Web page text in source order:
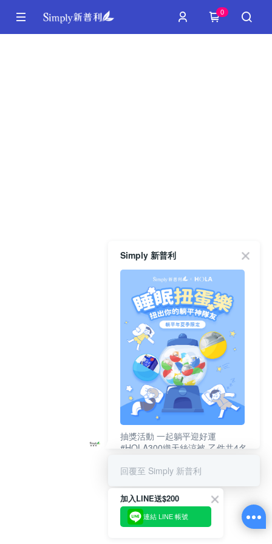
0
Simply 新普利
抽獎活動 一起躺平迎好運
#HOLA300織天絲涼被-乙件共4名
回覆至 Simply 新普利
加入LINE送$200
連結 LINE 帳號